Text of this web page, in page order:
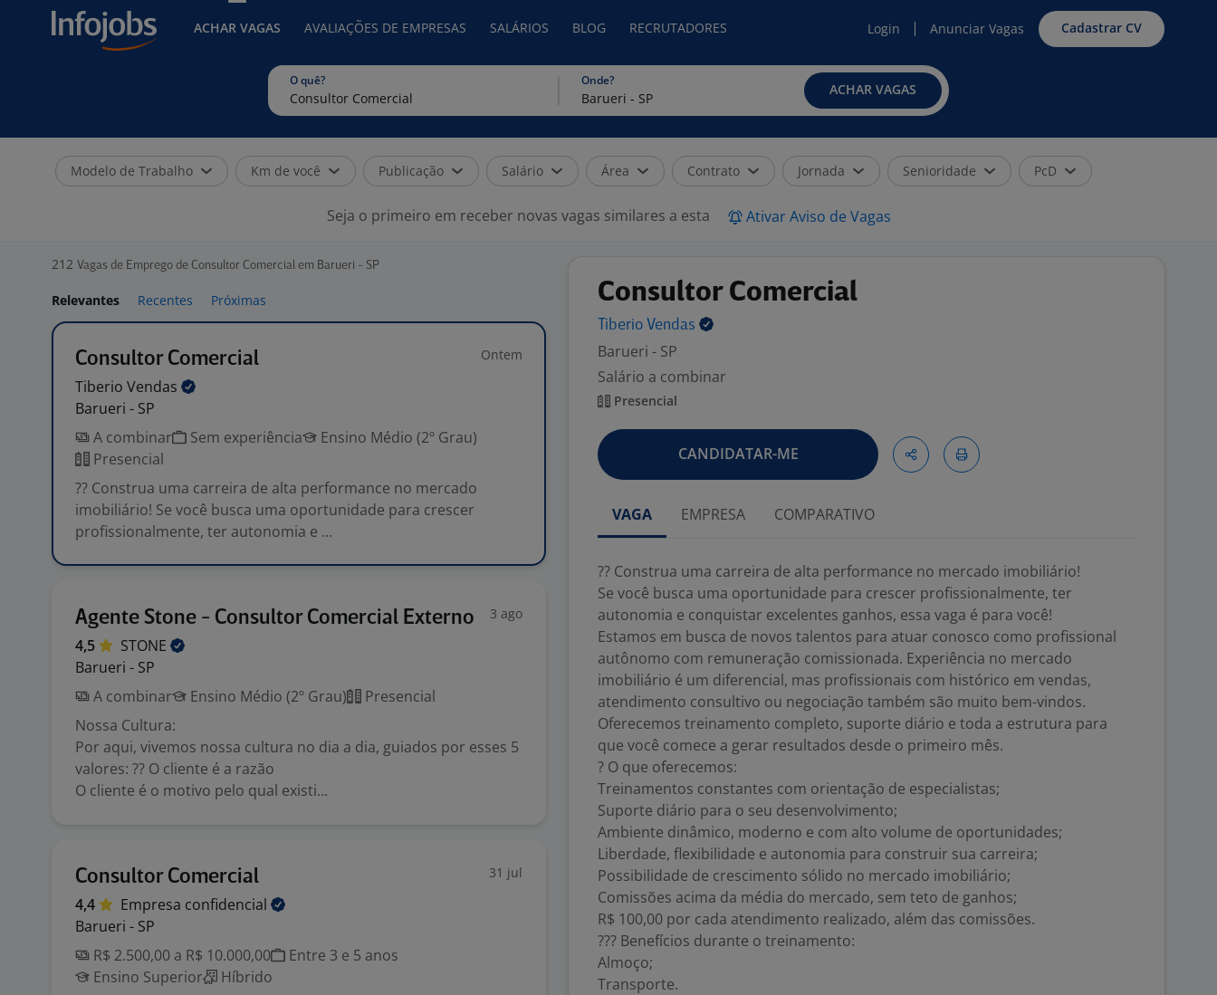
ACHAR VAGAS AVALIAÇÕES DE EMPRESAS SALÁRIOS BLOG RECRUTADORES Login Anunciar Vagas Cadastrar CV
O quê? Onde?
ACHAR VAGAS
Modelo de Trabalho Km de você Publicação Salário Área Contrato Jornada Senioridade PcD
Seja o primeiro em receber novas vagas similares a esta Ativar Aviso de Vagas
212 Vagas de Emprego de Consultor Comercial em Barueri - SP
Relevantes Recentes Próximas
Consultor Comercial Ontem
Tiberio Vendas
Barueri - SP
A combinar
Sem experiência
Ensino Médio (2º Grau)
Presencial
?? Construa uma carreira de alta performance no mercado
imobiliário! Se você busca uma oportunidade para crescer
profissionalmente, ter autonomia e ...
Agente Stone - Consultor Comercial Externo 3 ago
4,5
STONE
Barueri - SP
A combinar
Ensino Médio (2º Grau)
Presencial
Nossa Cultura:
Por aqui, vivemos nossa cultura no dia a dia, guiados por esses 5
valores: ?? O cliente é a razão
O cliente é o motivo pelo qual existi...
Consultor Comercial 31 jul
4,4 Empresa confidencial
Barueri - SP
R$ 2.500,00 a R$ 10.000,00
Entre 3 e 5 anos
Ensino Superior
Híbrido
Consultor Comercial
Tiberio Vendas
Barueri - SP
Salário a combinar
Presencial
CANDIDATAR-ME
VAGA EMPRESA COMPARATIVO
?? Construa uma carreira de alta performance no mercado imobiliário!
Se você busca uma oportunidade para crescer profissionalmente, ter
autonomia e conquistar excelentes ganhos, essa vaga é para você!
Estamos em busca de novos talentos para atuar conosco como profissional
autônomo com remuneração comissionada. Experiência no mercado
imobiliário é um diferencial, mas profissionais com histórico em vendas,
atendimento consultivo ou negociação também são muito bem-vindos.
Oferecemos treinamento completo, suporte diário e toda a estrutura para
que você comece a gerar resultados desde o primeiro mês.
? O que oferecemos:
Treinamentos constantes com orientação de especialistas;
Suporte diário para o seu desenvolvimento;
Ambiente dinâmico, moderno e com alto volume de oportunidades;
Liberdade, flexibilidade e autonomia para construir sua carreira;
Possibilidade de crescimento sólido no mercado imobiliário;
Comissões acima da média do mercado, sem teto de ganhos;
R$ 100,00 por cada atendimento realizado, além das comissões.
??? Benefícios durante o treinamento:
Almoço;
Transporte.